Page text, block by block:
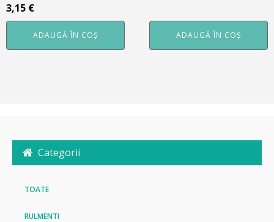
Categorii
TOATE
RULMENTI
3,15 €
ADAUGĂ ÎN COȘ ADAUGĂ ÎN COȘ